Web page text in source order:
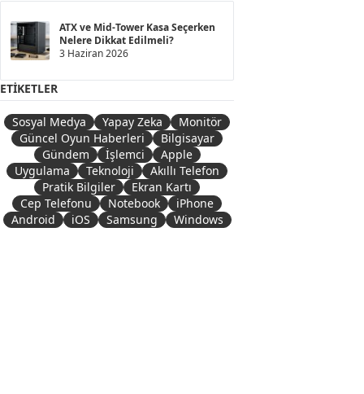
ATX ve Mid-Tower Kasa Seçerken
Nelere Dikkat Edilmeli?
3 Haziran 2026
ETIKETLER
Sosyal Medya Yapay Zeka
Monitör
Güncel Oyun Haberleri
Bilgisayar
Gündem
İşlemci
Apple
Uygulama
Teknoloji
Akıllı Telefon
Pratik Bilgiler
Ekran Kartı
Cep Telefonu
Notebook
iPhone
Android
iOS Samsung Windows